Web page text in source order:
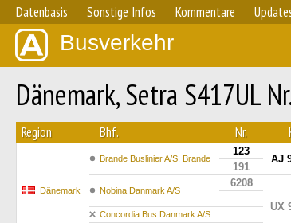
Datenbasis Sonstige Infos Kommentare
Busverkehr
Dänemark, Setra S417UL
Region Bhf. Nr.
Dänemark
Brande Buslinier A/S, Brande
123
AJ
191
Nobina Danmark A/S
6208
UX
Concordia Bus Danmark A/S